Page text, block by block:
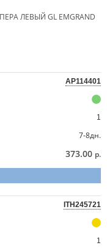
ЛЕВЫЙ GL EMGRAND
AP114401
1
7-8дн.
373.00 р.
ITH245721
1